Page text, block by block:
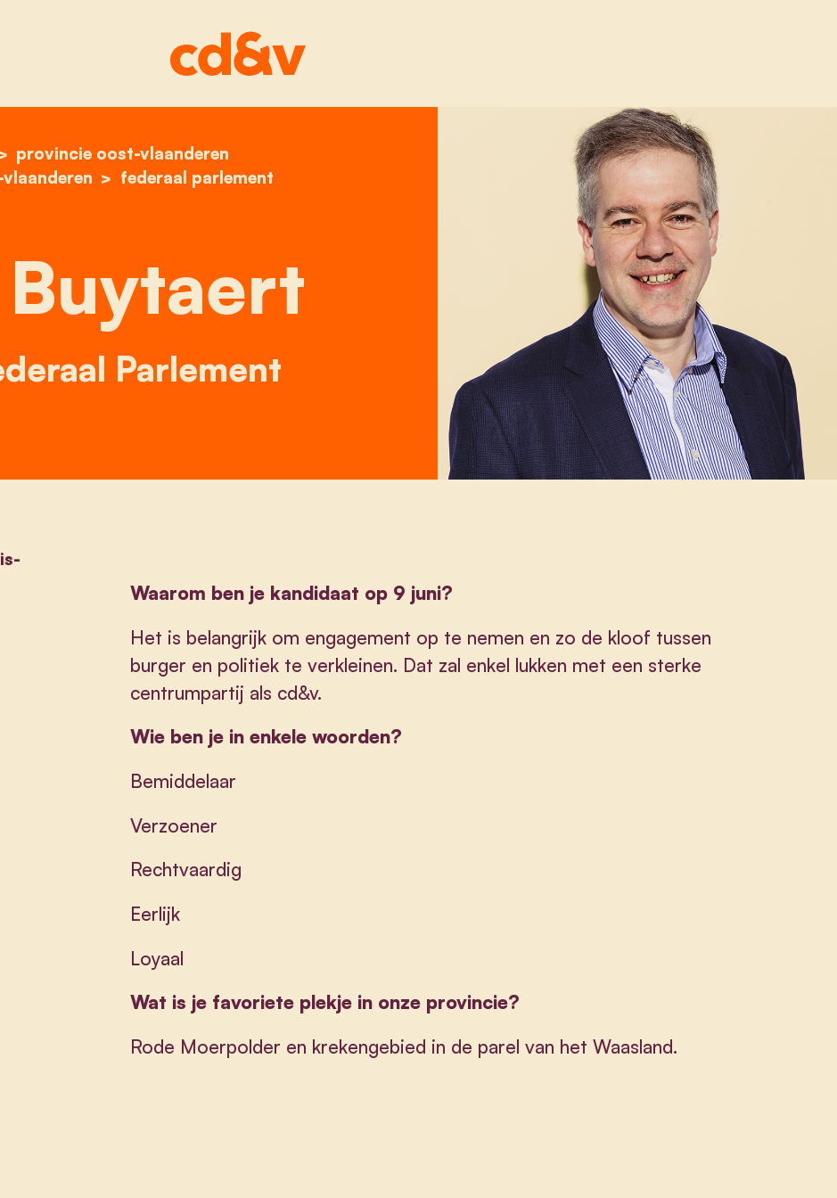
home
provincie oost-vlaanderen
federaal parlement
pascal buytaert
Buytaert
Parlement
Waarom ben je kandidaat op 9 juni?
Het is belangrijk om engagement op te nemen en zo de kloof tussen
burger en politiek te verkleinen. Dat zal enkel lukken met een sterke
centrumpartij als cd&v.
Wie ben je in enkele woorden?
Bemiddelaar
Verzoener
Rechtvaardig
Eerlijk
Loyaal
Wat is je favoriete plekje in onze provincie?
Rode Moerpolder en krekengebied in de parel van het Waasland.